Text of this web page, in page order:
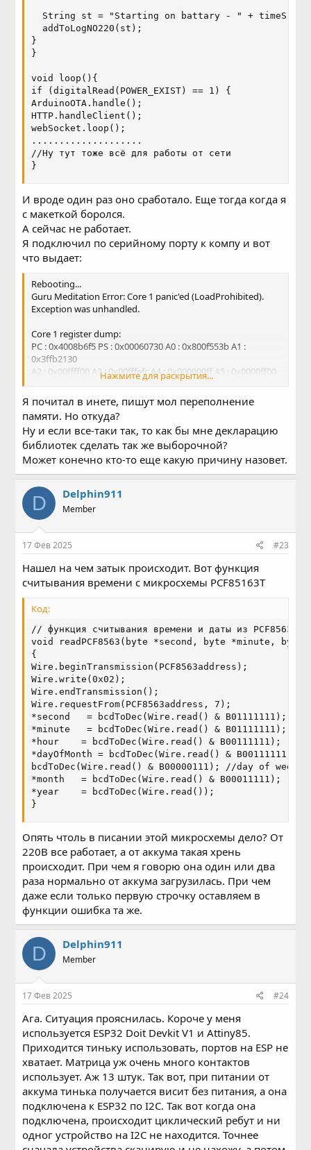
  String st = "Starting on battary - " + timeS;
  addToLogNO220(st);
}
}
void loop(){
if (digitalRead(POWER_EXIST) == 1) {
ArduinoOTA.handle();
HTTP.handleClient();
webSocket.loop();
....................
//Ну тут тоже всё для работы от сети
}
И вроде один раз оно сработало. Еще тогда когда я
с макеткой боролся.
А сейчас не работает.
Я подключил по серийному порту к компу и вот
что выдает:
Rebooting...
Guru Meditation Error: Core 1 panic'ed (LoadProhibited).
Exception was unhandled.
Core 1 register dump:
PC : 0x4008b6f5 PS : 0x00060730 A0 : 0x800f553b A1 :
0x3ffb2130
A2 : 0x00ffff00 A3 : 0x00fffefc A4 : 0x000000ff A5 : 0x0000ff00
A6 : 0x00ff0000 A7 : 0xff000000 A8 : 0x00000000 A9 :
A10 : 0x3ffc4086 A11 : 0x0000000e A12 : 0x0000000f A13 :
0x00000001
A14 : 0x00000000 A15 : 0x3ffc4078 SAR : 0x00000008
EXCCAUSE: 0x0000001c
EXCVADDR: 0x00ffff00 LBEG : 0x4008b6f5 LEND : 0x4008b705
LCOUNT : 0xffffffff
Backtrace: 0x4008b6f2:0x3ffb2130 0x400f5538:0x3ffb2140
0x400d9df5:0x3ffb2160 0x400da5ed:0x3ffb2200
0x400f9b87:0x3ffb2270 0x4008f0b6:0x3ffb2290
ELF file SHA256: 41fdd2978
Нажмите для раскрытия...
Я почитал в инете, пишут мол переполнение
памяти. Но откуда?
Ну и если все-таки так, то как бы мне декларацию
библиотек сделать так же выборочной?
Может конечно кто-то еще какую причину назовет.
D Delphin911
Member
17 Фев 2025 #23
Нашел на чем затык происходит. Вот функция
считывания времени с микросхемы PCF85163T
Код:
// функция считывания времени и даты из PCF8563
void readPCF8563(byte *second, byte *minute,
{
Wire.beginTransmission(PCF8563address);
Wire.write(0x02);
Wire.endTransmission();
Wire.requestFrom(PCF8563address, 7);
*second   = bcdToDec(Wire.read() & B01111111); //
*minute   = bcdToDec(Wire.read() & B01111111);
*hour    = bcdToDec(Wire.read() & B00111111);
*dayOfMonth = bcdToDec(Wire.read() & B00111111);
bcdToDec(Wire.read() & B00000111); //day of week
*month   = bcdToDec(Wire.read() & B00011111);
*year    = bcdToDec(Wire.read());
}
Опять чтоль в писании этой микросхемы дело? От
220В все работает, а от аккума такая хрень
происходит. При чем я говорю она один или два
раза нормально от аккума загрузилась. При чем
даже если только первую строчку оставляем в
функции ошибка та же.
D Delphin911
Member
17 Фев 2025 #24
Ага. Ситуация прояснилась. Короче у меня
используется ESP32 Doit Devkit V1 и Attiny85.
Приходится тиньку использовать, портов на ESP не
хватает. Матрица уж очень много контактов
использует. Аж 13 штук. Так вот, при питании от
аккума тинька получается висит без питания, а она
подключена к ESP32 по I2C. Так вот когда она
подключена, происходит циклический ребут и ни
одног устройство на I2C не находится. Точнее